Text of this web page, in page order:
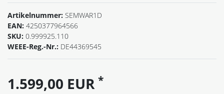
Artikelnummer: SEMWAR1D
EAN: 4250377964566
SKU: 0.999925.110
WEEE-Reg.-Nr.: DE44369545
1.599,00 EUR *